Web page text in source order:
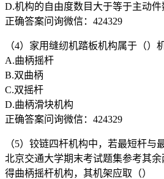
D.机构的自由度数目大于等于主动件
正确答案问询微信：424329
（4）家用缝纫机踏板机构属于（）
A.曲柄摇杆
B.双曲柄
C.双摇杆
D.曲柄滑块机构
正确答案问询微信：424329
（5）铰链四杆机构中，若最短杆与
北京交通大学期末考试题集参考其
得曲柄摇杆机构，其机架应取（）